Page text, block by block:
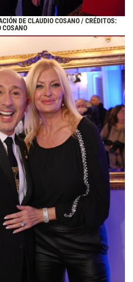
DE CLAUDIO COSANO / CRÉDITOS:
COSANO